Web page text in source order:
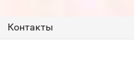
Контакты